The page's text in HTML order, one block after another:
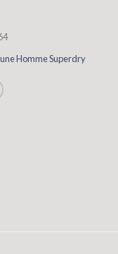
Homme Superdry